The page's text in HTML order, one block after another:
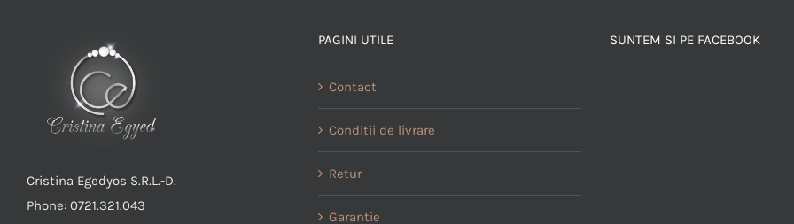
Cristina Egedyos S.R.L.-D.
Phone: 0721.321.043
PAGINI UTILE
Contact
Conditii de livrare
Retur
Garantie
SUNTEM SI PE FACEBOOK